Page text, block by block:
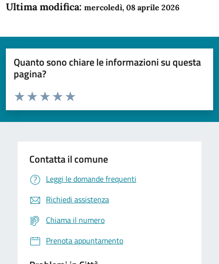
Ultima modifica: mercoledì, 08 aprile 2026
Quanto sono chiare le informazioni su questa
pagina?
Domanda
Valuta da 1 a 5 stelle la pagina
Valuta 5 stelle su 5
Valuta 4 stelle su 5
Valuta 3 stelle su 5
Valuta 2 stelle su 5
Valuta 1 stelle su 5
Contatta il comune
Leggi le domande frequenti
Richiedi assistenza
Chiama il numero
Prenota appuntamento